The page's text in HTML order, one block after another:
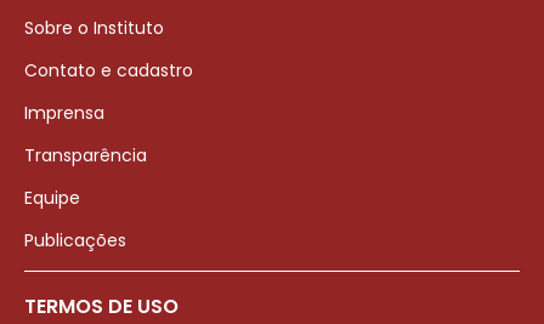
Sobre o Instituto
Contato e cadastro
Imprensa
Transparência
Equipe
Publicações
TERMOS DE USO